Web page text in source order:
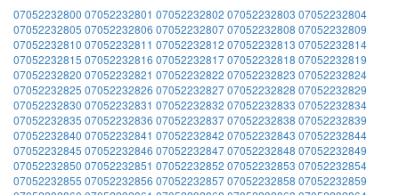
07052232800 07052232801 07052232802 07052232803 07052232804
07052232805 07052232806 0705223280707052232808 07052232809
07052232810 07052232811 07052232812 07052232813 07052232814
07052232815 07052232816 0705223281707052232818 07052232819
07052232820 07052232821 07052232822 07052232823 07052232824
07052232825 07052232826 0705223282707052232828 07052232829
07052232830 07052232831 07052232832 07052232833 07052232834
07052232835 07052232836 0705223283707052232838 07052232839
07052232840 07052232841 07052232842 07052232843 07052232844
07052232845 07052232846 0705223284707052232848 07052232849
07052232850 07052232851 07052232852 07052232853 07052232854
07052232855 07052232856 0705223285707052232858 07052232859